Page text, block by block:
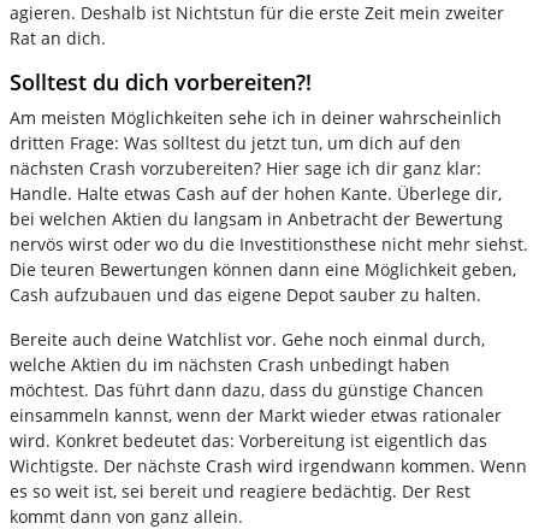
agieren. Deshalb ist Nichtstun für die erste Zeit mein zweiter
Rat an dich.
Solltest du dich vorbereiten?!
Am meisten Möglichkeiten sehe ich in deiner wahrscheinlich
dritten Frage: Was solltest du jetzt tun, um dich auf den
nächsten Crash vorzubereiten? Hier sage ich dir ganz klar:
Handle. Halte etwas Cash auf der hohen Kante. Überlege dir,
bei welchen Aktien du langsam in Anbetracht der Bewertung
nervös wirst oder wo du die Investitionsthese nicht mehr siehst.
Die teuren Bewertungen können dann eine Möglichkeit geben,
Cash aufzubauen und das eigene Depot sauber zu halten.
Bereite auch deine Watchlist vor. Gehe noch einmal durch,
welche Aktien du im nächsten Crash unbedingt haben
möchtest. Das führt dann dazu, dass du günstige Chancen
einsammeln kannst, wenn der Markt wieder etwas rationaler
wird. Konkret bedeutet das: Vorbereitung ist eigentlich das
Wichtigste. Der nächste Crash wird irgendwann kommen. Wenn
es so weit ist, sei bereit und reagiere bedächtig. Der Rest
kommt dann von ganz allein.